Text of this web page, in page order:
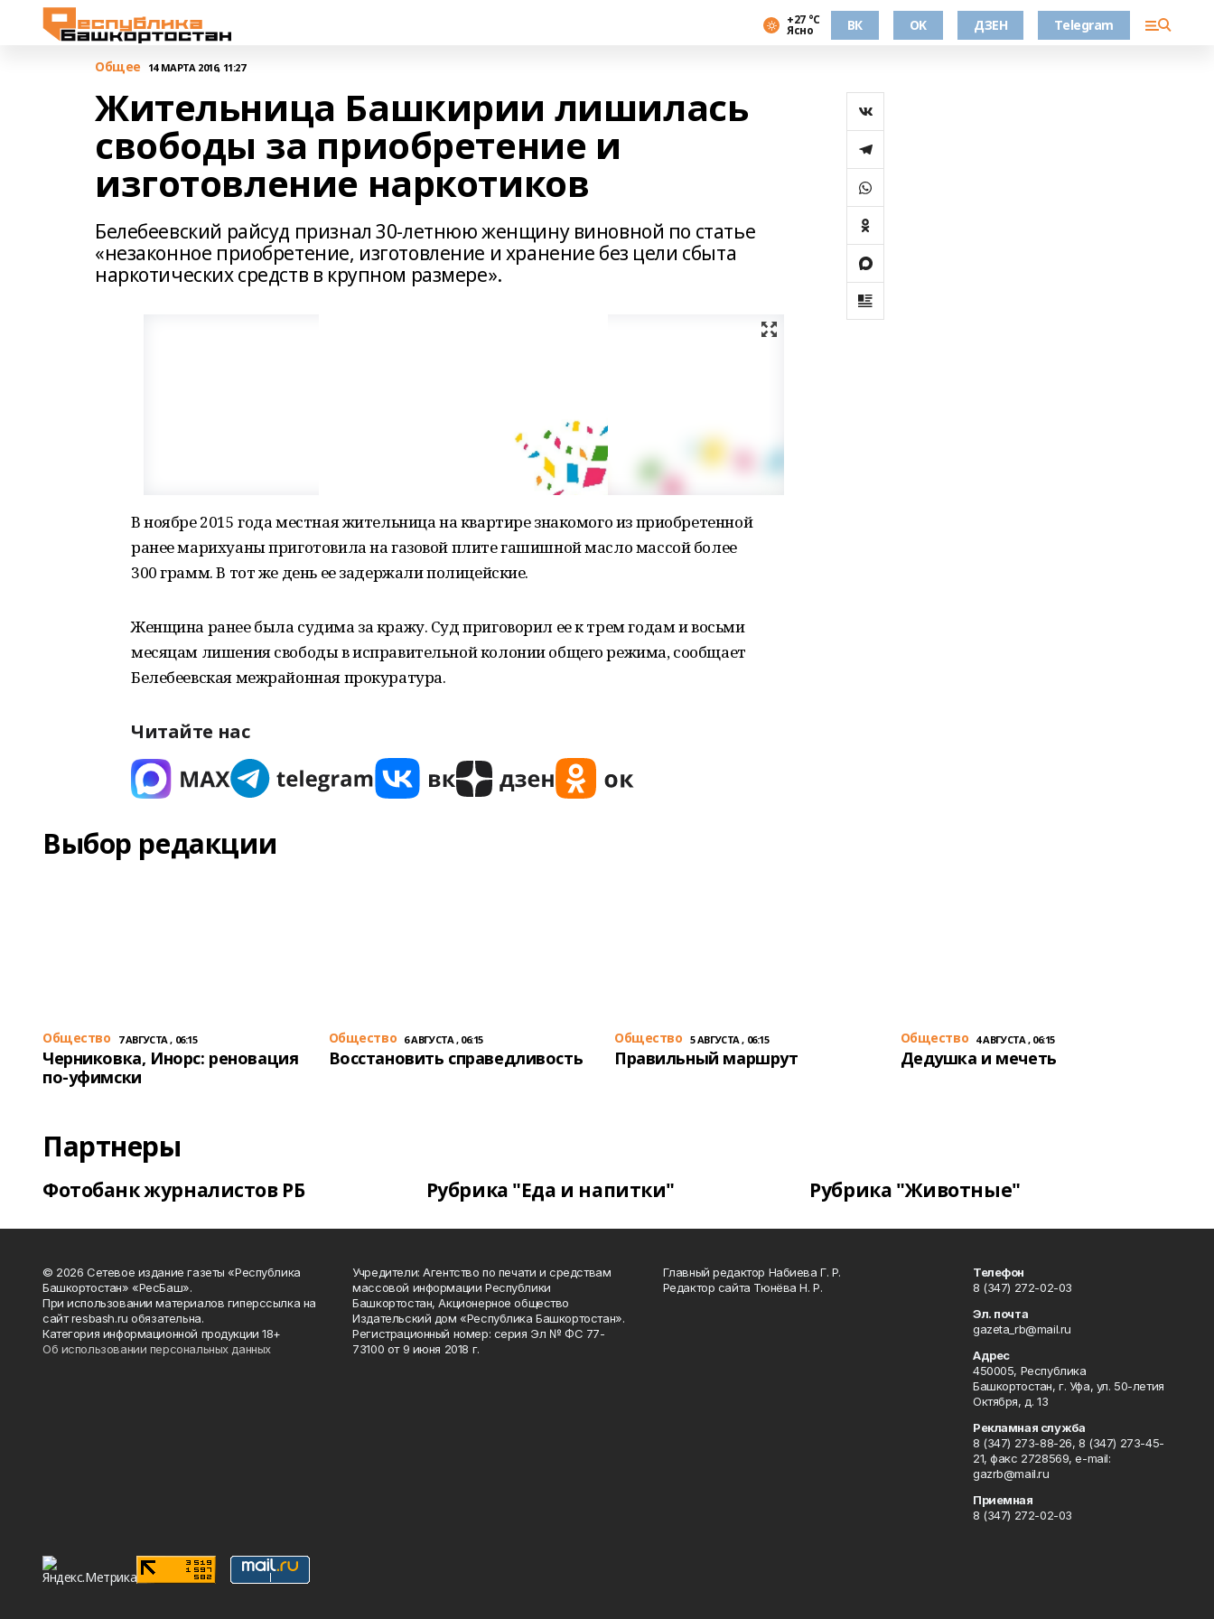
+27 °С
Ясно ВК OK ДЗЕН Telegram
Общее 14 МАРТА 2016, 11:27
Жительница Башкирии лишилась
свободы за приобретение и
изготовление наркотиков
Белебеевский райсуд признал 30-летнюю женщину виновной по статье
«незаконное приобретение, изготовление и хранение без цели сбыта
наркотических средств в крупном размере».
В ноябре 2015 года местная жительница на квартире знакомого из приобретенной
ранее марихуаны приготовила на газовой плите гашишной масло массой более
300 грамм. В тот же день ее задержали полицейские.
Женщина ранее была судима за кражу. Суд приговорил ее к трем годам и восьми
месяцам лишения свободы в исправительной колонии общего режима, сообщает
Белебеевская межрайонная прокуратура.
Читайте нас
Выбор редакции
Общество 7 АВГУСТА , 06:15
Черниковка, Инорс: реновация
по-уфимски
Общество 6 АВГУСТА , 06:15
Восстановить справедливость
Общество 5 АВГУСТА , 06:15
Правильный маршрут
Общество 4 АВГУСТА , 06:15
Дедушка и мечеть
Партнеры
Фотобанк журналистов РБ Рубрика "Еда и напитки" Рубрика "Животные"
© 2026 Сетевое издание газеты «Республика
Башкортостан» «РесБаш».
При использовании материалов гиперссылка на
сайт resbash.ru обязательна.
Категория информационной продукции 18+
Об использовании персональных данных
Учредители: Агентство по печати и средствам
массовой информации Республики
Башкортостан, Акционерное общество
Издательский дом «Республика Башкортостан».
Регистрационный номер: серия Эл № ФС 77-
73100 от 9 июня 2018 г.
Главный редактор Набиева Г. Р.
Редактор сайта Тюнёва Н. Р.
Телефон
8 (347) 272-02-03
Эл. почта
gazeta_rb@mail.ru
Адрес
450005, Республика
Башкортостан, г. Уфа, ул. 50-летия
Октября, д. 13
Рекламная служба
8 (347) 273-88-26, 8 (347) 273-45-
21, факс 2728569, e-mail:
gazrb@mail.ru
Приемная
8 (347) 272-02-03